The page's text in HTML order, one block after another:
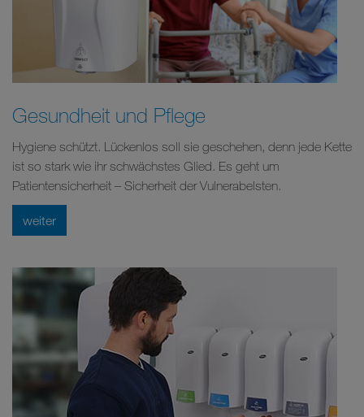
Gesundheit und Pflege
Hygiene schützt. Lückenlos soll sie geschehen, denn jede Kette
ist so stark wie ihr schwächstes Glied. Es geht um
Patientensicherheit – Sicherheit der Vulnerabelsten.
weiter